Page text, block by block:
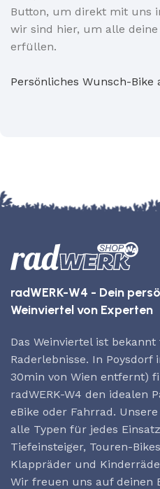
Button, um direkt mit uns
wir sind hier, um alle
erfüllen.
Persönliches Wunsch-Bike
radWERK-W4 - Dein
Weinviertel von Experten
Das Weinviertel ist
Raderlebnisse. In
30min von Wien entfernt)
radWERK-W4 den idealen
eBike oder Fahrrad.
alle Typen für jedes
Tiefeinsteiger, Touren-
Klappräder und
Wir freuen uns auf deinen